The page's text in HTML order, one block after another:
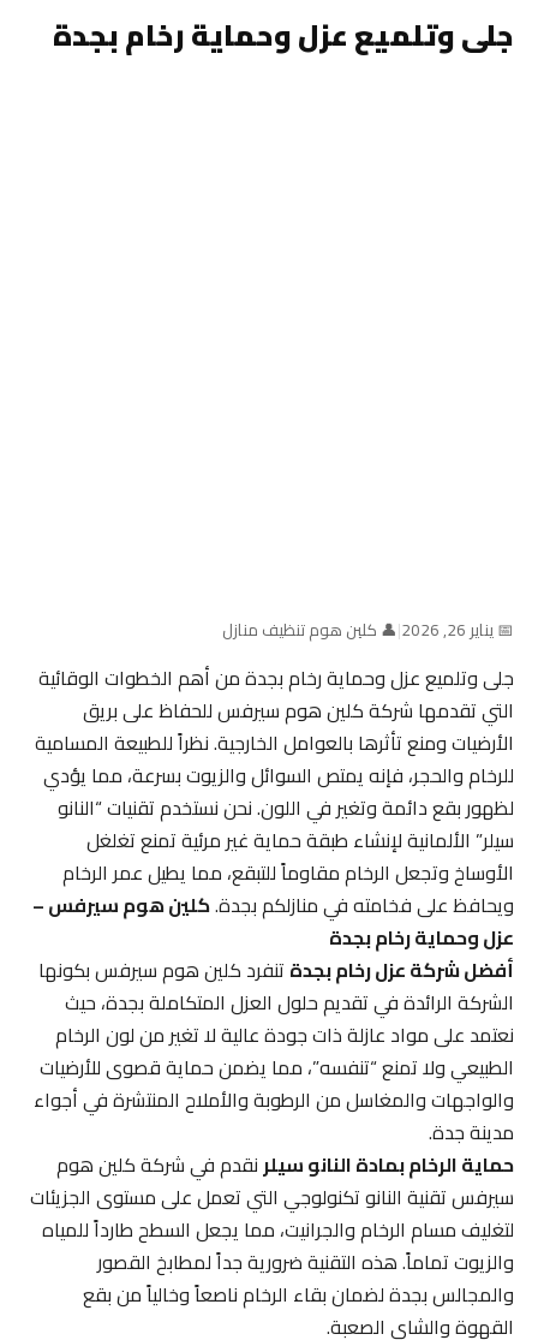
جلى وتلميع عزل وحماية رخام بجدة
📅 يناير 26, 2026 |👤 كلين هوم تنظيف منازل
جلى وتلميع عزل وحماية رخام بجدة من أهم الخطوات الوقائية
التي تقدمها شركة كلين هوم سيرفس للحفاظ على بريق
الأرضيات ومنع تأثرها بالعوامل الخارجية. نظراً للطبيعة المسامية
للرخام والحجر، فإنه يمتص السوائل والزيوت بسرعة، مما يؤدي
لظهور بقع دائمة وتغير في اللون. نحن نستخدم تقنيات “النانو
سيلر” الألمانية لإنشاء طبقة حماية غير مرئية تمنع تغلغل
الأوساخ وتجعل الرخام مقاوماً للتبقع، مما يطيل عمر الرخام
ويحافظ على فخامته في منازلكم بجدة.كلين هوم سيرفس –
عزل وحماية رخام بجدة
أفضل شركة عزل رخام بجدةتنفرد كلين هوم سيرفس بكونها
الشركة الرائدة في تقديم حلول العزل المتكاملة بجدة، حيث
نعتمد على مواد عازلة ذات جودة عالية لا تغير من لون الرخام
الطبيعي ولا تمنع “تنفسه”، مما يضمن حماية قصوى للأرضيات
والواجهات والمغاسل من الرطوبة والأملاح المنتشرة في أجواء
مدينة جدة.
حماية الرخام بمادة النانو سيلرنقدم في شركة كلين هوم
سيرفس تقنية النانو تكنولوجي التي تعمل على مستوى الجزيئات
لتغليف مسام الرخام والجرانيت، مما يجعل السطح طارداً للمياه
والزيوت تماماً. هذه التقنية ضرورية جداً لمطابخ القصور
والمجالس بجدة لضمان بقاء الرخام ناصعاً وخالياً من بقع
القهوة والشاي الصعبة.